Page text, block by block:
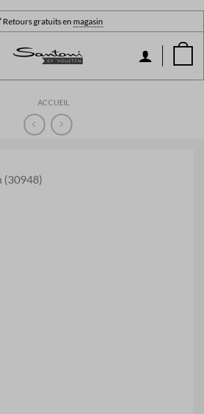
Retours gratuits en magasin
ACCUEIL